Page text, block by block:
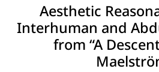
Aesthetic
Interhuman and
from “A